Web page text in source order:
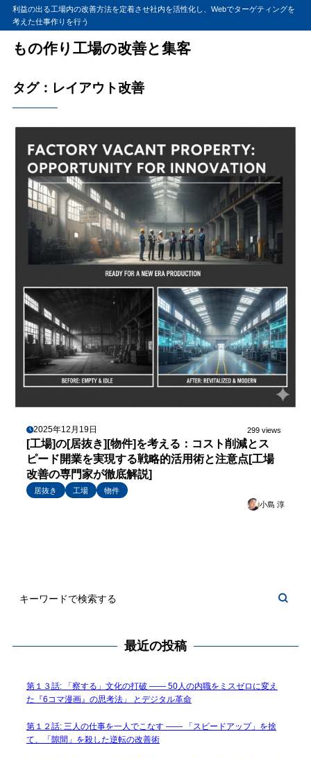
利益の出る工場内の改善方法を定着させ社内を活性化し、Webでターゲティングを
考えた仕事作りを行う
もの作り工場の改善と集客
タグ：レイアウト改善
2025年12月19日 299 views
[工場]の[居抜き][物件]を考える：コスト削減とス
ピード開業を実現する戦略的活用術と注意点[工場
改善の専門家が徹底解説]
居抜き 工場
物件
小島 淳
最近の投稿
第１３話: 「察する」文化の打破 —— 50人の内職をミスゼロに変え
た『6コマ漫画』の思考法」 とデジタル革命
第１２話: 三人の仕事を一人でこなす —— 「スピードアップ」を捨
て、「隙間」を殺した逆転の改善術